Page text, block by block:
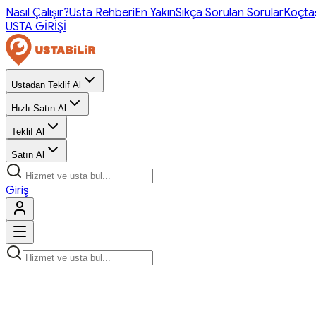
Nasıl Çalışır?Usta RehberiEn YakınSıkça Sorulan Sorular
USTA GİRİŞİ
Ustadan Teklif Al
Hızlı Satın Al
Teklif Al
Satın Al
Giriş